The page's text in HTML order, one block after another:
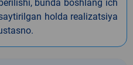
bunda boshlang`ich
holda realizatsiya